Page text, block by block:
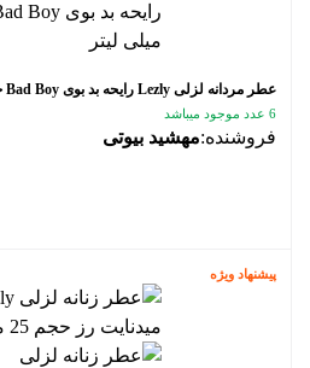
عطر مردانه لزلی Lezly رایحه بد بوی Bad Boy حجم 25 میلی لیتر
6 عدد موجود میباشد
فروشنده:مهشید بیوتی
پیشنهاد ویژه